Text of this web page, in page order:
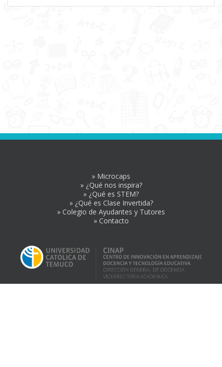
» Microcaps
» ¿Qué nos inspira?
» ¿Qué es STEM?
» ¿Qué es Clase Invertida?
» Colegio de Ayudantes y Tutores
» Contacto